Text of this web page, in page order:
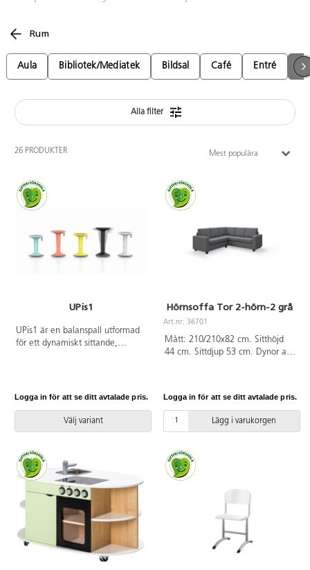
Rum
Aula Bibliotek/Mediatek Bildsal Café Entré
Alla filter
26 PRODUKTER Mest populära
UPis1
UPis1 är en balanspall utformad
för ett dynamiskt sittande,
för informella möten eller för
bredvid en elev. Med en enkel
och snygg design i fem färger
än önskar. Steglös höjdinställning
45-63 cm. ø sits 33 cm.
Tillverkad i polypropenplast som
är återvunnen till 50 %. Mjuk sits
och halkfri bottenplatta.
Logga in för att se ditt avtalade pris.
Välj variant
Hörnsoffa Tor 2-hörn-2 grå
Art.nr: 36701
Mått: 210/210x82 cm. Sitthöjd
44 cm. Sittdjup 53 cm. Dynor av
Logga in för att se ditt avtalade pris.
Lägg i varukorgen